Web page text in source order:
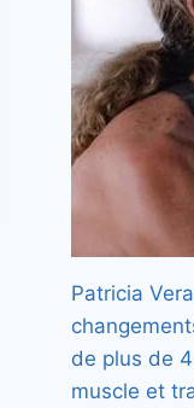
Patricia
de plus de
muscle et